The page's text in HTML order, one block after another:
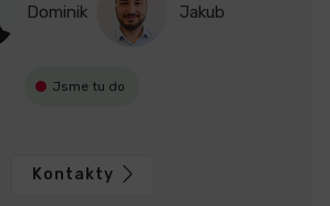
Dominik Jakub
Jsme tu do
Kontakty